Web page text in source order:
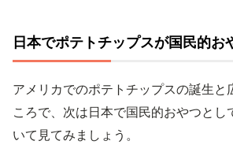
日本でポテトチップスが国民的お
アメリカでのポテトチップスの誕生と
ころで、次は日本で国民的おやつとし
いて見てみましょう。